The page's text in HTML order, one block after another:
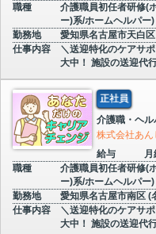
職種
介護職員初任者研修(
ー)系/ホームヘルパー)
勤務地
愛知県名古屋市天白
仕事内容
＼送迎特化のケアサ
大中！ 施設の送迎代
正社員
介護職・ヘル
株式会社あん
給与
職種
介護職員初任者研修(
ー)系/ホームヘルパー)
勤務地
愛知県名古屋市南区 (
仕事内容
＼送迎特化のケアサ
大中！ 施設の送迎代